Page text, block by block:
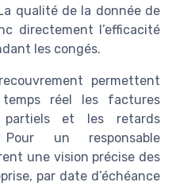
qualité de la donnée de
directement l’efficacité
les congés.
permettent
réel les factures
partiels et les retards
un responsable
une vision précise des
par date d’échéance